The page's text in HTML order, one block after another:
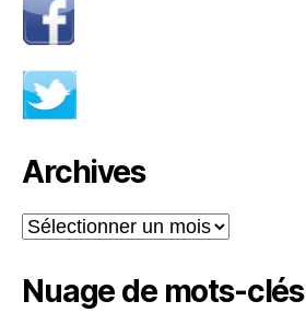
Archives
Archives
Nuage de mots-clés